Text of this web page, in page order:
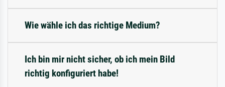
Wie wähle ich das richtige Medium?
Ich bin mir nicht sicher, ob ich mein Bild
richtig konfiguriert habe!